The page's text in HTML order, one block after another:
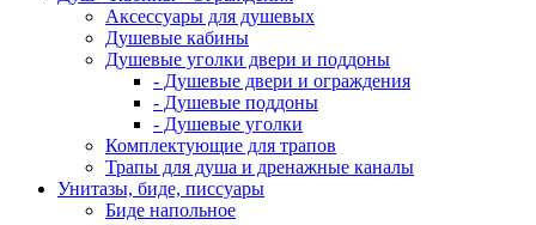
Аксессуары для душевых
Душевые кабины
Душевые уголки двери и поддоны
- Душевые двери и ограждения
- Душевые поддоны
- Душевые уголки
Комплектующие для трапов
Трапы для душа и дренажные каналы
Унитазы, биде, писсуары
Биде напольное